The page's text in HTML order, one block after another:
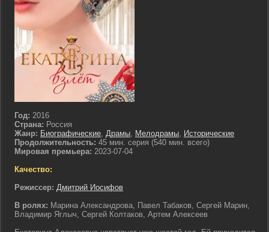
Год: 2016
Страна: Россия
Жанр: Биографические, Драмы, Мелодрамы, Исторические
Продолжительность: 45 мин. серия (540 мин. всего)
Мировая премьера: 2023-07-04
Качество:
Режиссер: Дмитрий Иосифов
В ролях: Марина Александрова, Павел Табаков, Сергей Марин,
Владимир Яглыч, Сергей Колтаков, Артем Алексеев